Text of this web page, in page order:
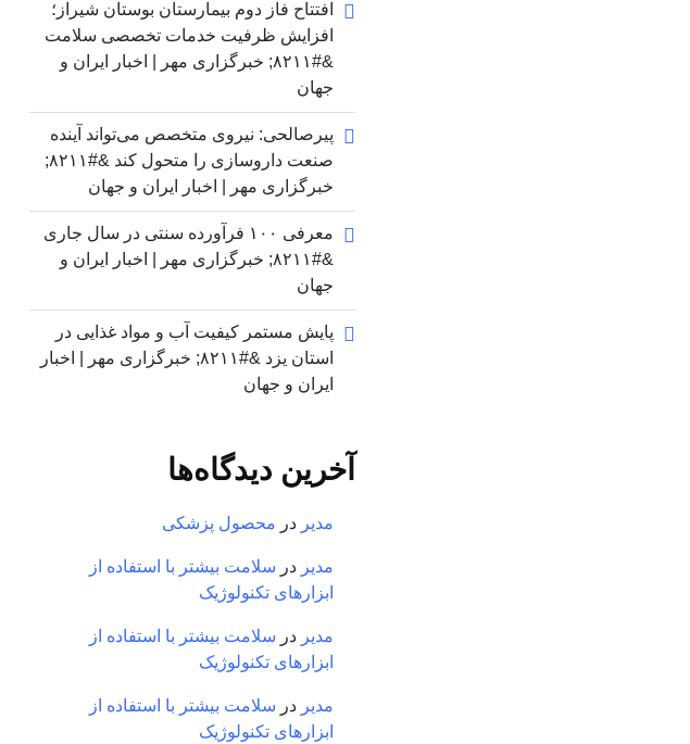
افتتاح فاز دوم بیمارستان بوستان شیراز؛
افزایش ظرفیت خدمات تخصصی سلامت
&#۸۲۱۱; خبرگزاری مهر | اخبار ایران و
جهان
پیرصالحی: نیروی متخصص می‌تواند آینده
صنعت داروسازی را متحول کند &#۸۲۱۱;
خبرگزاری مهر | اخبار ایران و جهان
معرفی ۱۰۰ فرآورده سنتی در سال جاری
&#۸۲۱۱; خبرگزاری مهر | اخبار ایران و
جهان
پایش مستمر کیفیت آب و مواد غذایی در
استان یزد &#۸۲۱۱; خبرگزاری مهر | اخبار
ایران و جهان
آخرین دیدگاه‌ها
مدیر در محصول پزشکی
مدیر در سلامت بیشتر با استفاده از
ابزارهای تکنولوژیک
مدیر در سلامت بیشتر با استفاده از
ابزارهای تکنولوژیک
مدیر در سلامت بیشتر با استفاده از
ابزارهای تکنولوژیک